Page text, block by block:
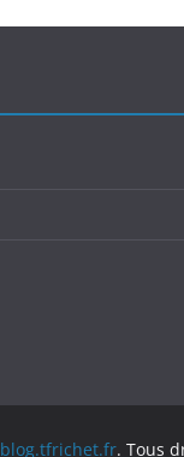
blog.tfrichet.fr. Tous